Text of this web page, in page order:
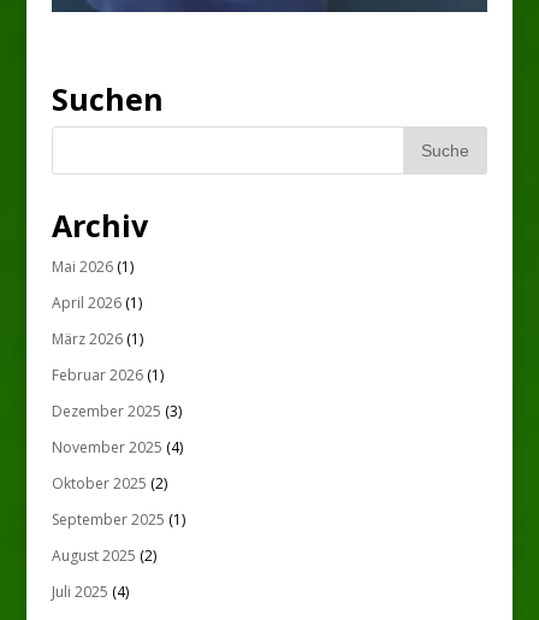
Suchen
Archiv
Mai 2026(1)
April 2026(1)
März 2026(1)
Februar 2026(1)
Dezember 2025 (3)
November 2025 (4)
Oktober 2025 (2)
September 2025 (1)
August 2025 (2)
Juli 2025 (4)